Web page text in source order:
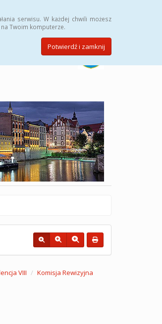
serwisu. W każdej chwili możesz
na Twoim komputerze.
Potwierdź i zamknij
VIII
Komisja Rewizyjna